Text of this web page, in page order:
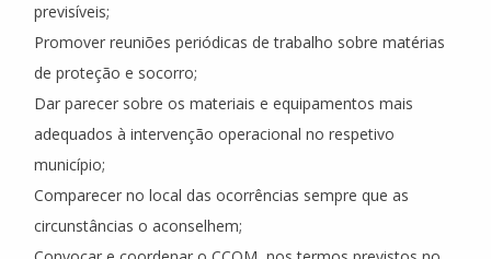
previsíveis;
Promover reuniões periódicas de trabalho sobre matérias
de proteção e socorro;
Dar parecer sobre os materiais e equipamentos mais
adequados à intervenção operacional no respetivo
município;
Comparecer no local das ocorrências sempre que as
circunstâncias o aconselhem;